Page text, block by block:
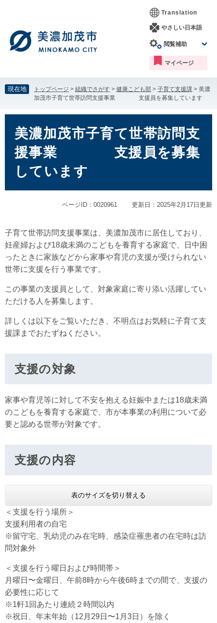
す。
し
て
本
へ
Translation
やさしい日本語
閲覧補助
マイページ
現在地 トップページ > 組織でさがす > 健康こども部 > 子育て支援課 > 美濃
加茂市子育て世帯訪問支援事業 支援員を募集しています
美濃加茂市子育て世帯訪問支
援事業 支援員を募集
しています
ページID：0020961 更新日：2025年2月17日更新
子育て世帯訪問支援事業は、美濃加茂市に居住しており、
妊産婦および18歳未満のこどもを養育する家庭で、日中困
ったときに家族などから家事や育児の支援が受けられない
世帯に支援を行う事業です。
この事業の支援員として、対象家庭に寄り添い活躍してい
ただける人を募集します。
詳しくは以下をご覧いただき、不明点はお気軽に子育て支
援課までおたずねください。
支援の対象
家事や育児等に対して不安を抱える妊娠中または18歳未満
のこどもを養育する家庭で、市が本事業の利用について必
要と認める世帯が対象です。
支援の内容
表のサイズを切り替える
＜支援を行う場所＞
支援利用者の自宅
※留守宅、乳幼児のみ在宅時、感染症罹患者の在宅時は訪
問対象外
＜支援を行う曜日および時間帯＞
月曜日〜金曜日、午前8時から午後6時までの間で、支援の
必要性に応じて
※1軒1回あたり連続２時間以内
※祝日、年末年始（12月29日〜1月3日）を除く